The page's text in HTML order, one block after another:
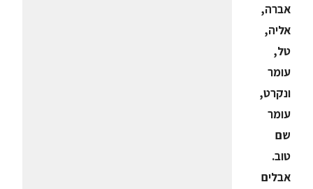
אברה,
אליה,
טל,
עומר
ונקרט,
עומר
שם
טוב.
אבלים